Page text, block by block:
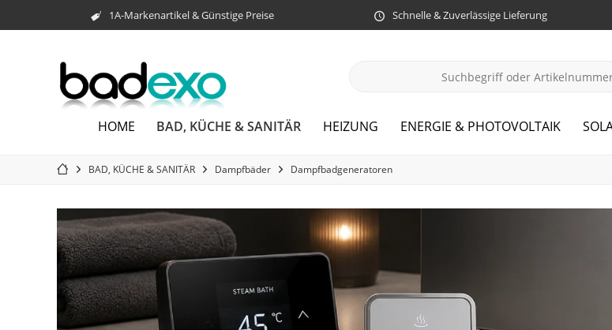
1A-Markenartikel & Günstige Preise Schnelle & Zuverlässige Lieferung
HOME BAD, KÜCHE & SANITÄR HEIZUNG ENERGIE & PHOTOVOLTAIK
BAD, KÜCHE & SANITÄR Dampfbäder Dampfbadgeneratoren